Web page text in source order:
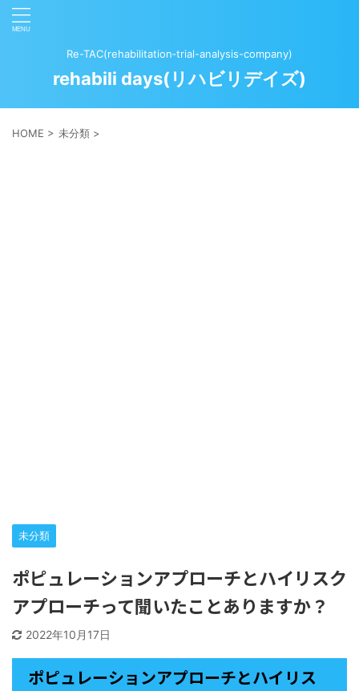
Re-TAC(rehabilitation‐trial-analysis-company)
rehabili days(リハビリデイズ)
HOME > 未分類 >
未分類
ポピュレーションアプローチとハイリスク
アプローチって聞いたことありますか？
2022年10月17日
ポピュレーションアプローチとハイリス